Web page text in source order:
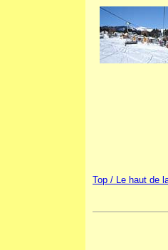
Top / Le haut de